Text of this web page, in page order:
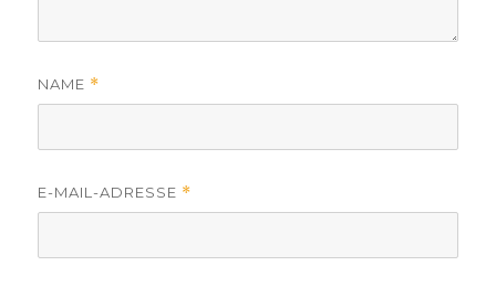
NAME *
E-MAIL-ADRESSE *